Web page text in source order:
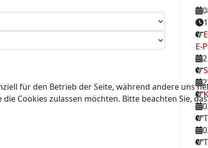
E-
für den Betrieb der Seite, während andere uns
Cookies zulassen möchten. Bitte beachten Sie,